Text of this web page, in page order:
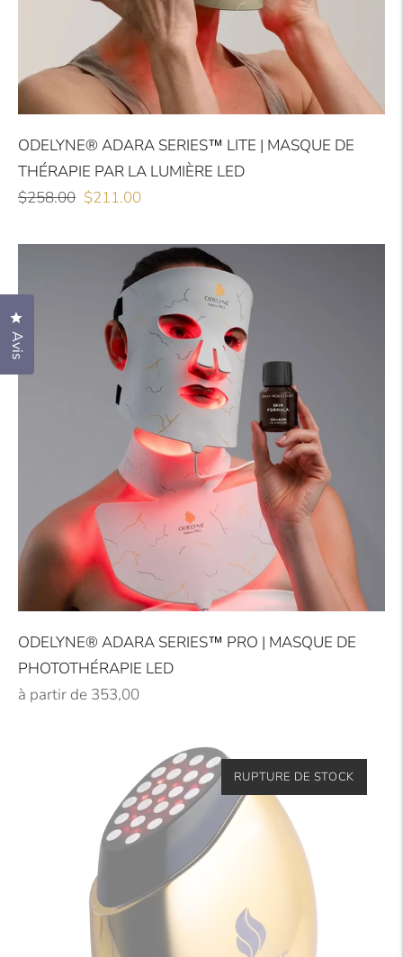
ODELYNE® ADARA SERIES™ LITE | MASQUE DE
THÉRAPIE PAR LA LUMIÈRE LED
Prix
$258.00 Prix
$211.00
ODELYNE® ADARA SERIES™ PRO | MASQUE DE
PHOTOTHÉRAPIE LED
Prix
à partir de 353,00
RUPTURE DE STOCK
Avis
Cliquez pour ouvrir la fenêtre des avis